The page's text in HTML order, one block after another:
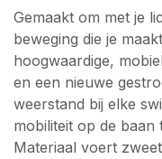
Gemaakt om met je
beweging die je
hoogwaardige,
en een nieuwe
weerstand bij elke
mobiliteit op de baan
Materiaal voert